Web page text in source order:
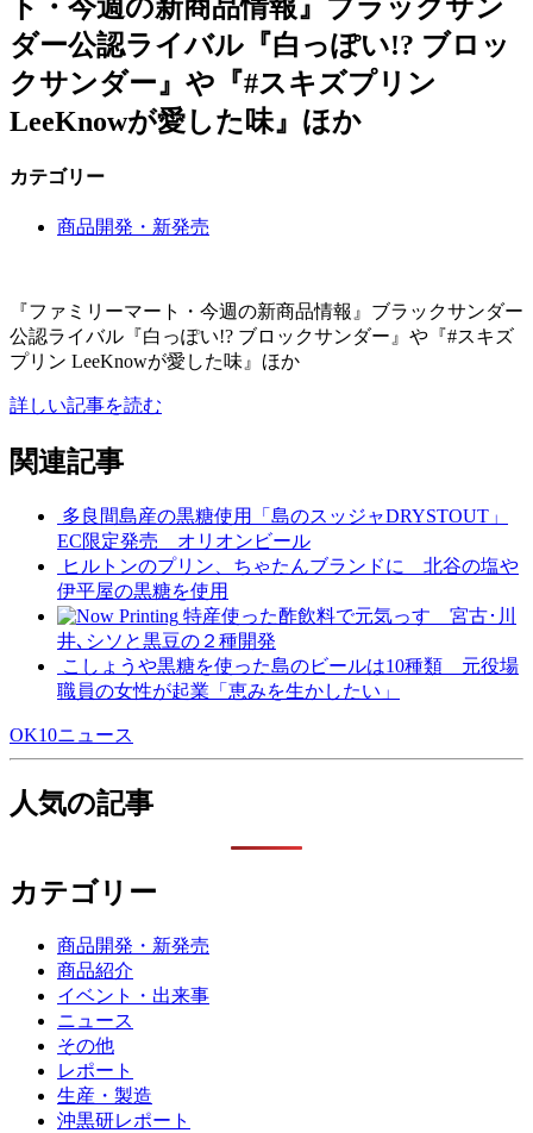
ト・今週の新商品情報』ブラックサン
ダー公認ライバル『白っぽい!? ブロッ
クサンダー』や『#スキズプリン
LeeKnowが愛した味』ほか
カテゴリー
商品開発・新発売
『ファミリーマート・今週の新商品情報』ブラックサンダー
公認ライバル『白っぽい!? ブロックサンダー』や『#スキズ
プリン LeeKnowが愛した味』ほか
詳しい記事を読む
関連記事
多良間島産の黒糖使用「島のスッジャDRYSTOUT」
EC限定発売 オリオンビール
ヒルトンのプリン、ちゃたんブランドに 北谷の塩や
伊平屋の黒糖を使用
特産使った酢飲料で元気っす 宮古･川
井､シソと黒豆の２種開発
こしょうや黒糖を使った島のビールは10種類 元役場
職員の女性が起業「恵みを生かしたい」
OK10ニュース
人気の記事
カテゴリー
商品開発・新発売
商品紹介
イベント・出来事
ニュース
その他
レポート
生産・製造
沖黒研レポート